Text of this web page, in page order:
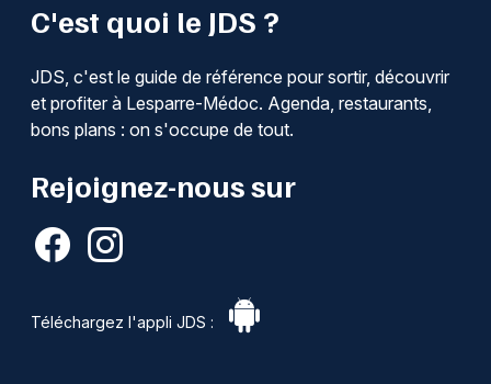
C'est quoi le JDS ?
JDS, c'est le guide de référence pour sortir, découvrir
et profiter à Lesparre-Médoc. Agenda, restaurants,
bons plans : on s'occupe de tout.
Rejoignez-nous sur
Téléchargez l'appli JDS :